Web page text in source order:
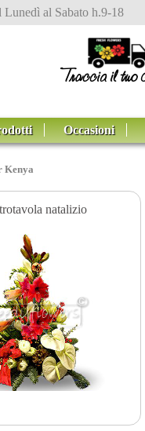
al Sabato h.9-18
Occasioni
Kenya
natalizio